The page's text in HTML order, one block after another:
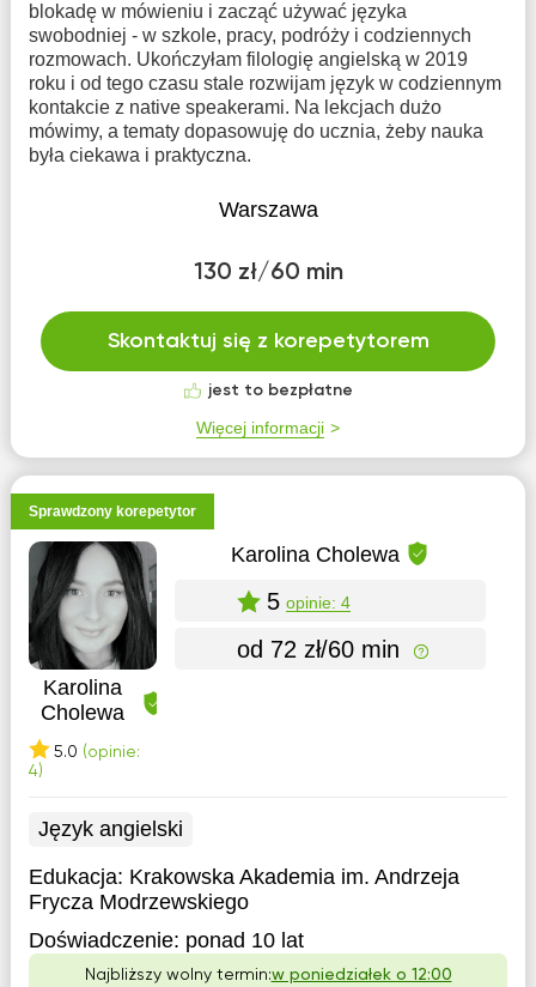
blokadę w mówieniu i zacząć używać języka
swobodniej - w szkole, pracy, podróży i codziennych
rozmowach. Ukończyłam filologię angielską w 2019
roku i od tego czasu stale rozwijam język w codziennym
kontakcie z native speakerami. Na lekcjach dużo
mówimy, a tematy dopasowuję do ucznia, żeby nauka
była ciekawa i praktyczna.
Warszawa
130 zł/60 min
Skontaktuj się z korepetytorem
jest to bezpłatne
Więcej informacji
Sprawdzony korepetytor
Karolina
Cholewa
5.0 (opinie:
4)
Karolina Cholewa
5 opinie: 4
od 72 zł/60 min
Język angielski
Edukacja: Krakowska Akademia im. Andrzeja
Frycza Modrzewskiego
Doświadczenie: ponad 10 lat
Najbliższy wolny termin:w poniedziałek o 12:00